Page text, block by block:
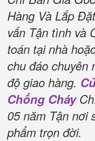
Hàng Và Lắp
vấn Tận tình và
toán tại nhà
chu đáo chuyên
độ giao hàng.
Chống Cháy
05 năm Tận nơi
phẩm trọn đời.